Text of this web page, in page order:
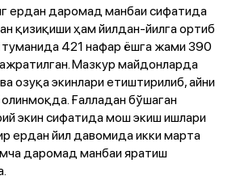
ердан даромад манбаи сифатида
қизиқиши ҳам йилдан-йилга ортиб
421 нафар ёшга жами 390
Мазкур майдонларда
озуқа экинлари етиштирилиб, айни
Ғалладан бўшаган
экин сифатида мош экиш ишлари
ердан йил давомида икки марта
даромад манбаи яратиш